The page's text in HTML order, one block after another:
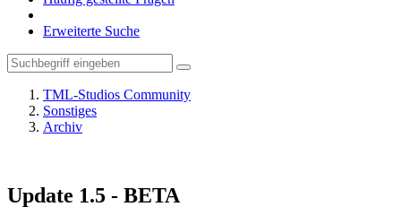
Erweiterte Suche
TML-Studios Community
Sonstiges
Archiv
Update 1.5 - BETA